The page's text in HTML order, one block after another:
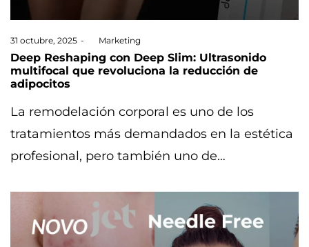
Posted
on
31 octubre, 2025 Marketing
Deep Reshaping con Deep Slim: Ultrasonido
multifocal que revoluciona la reducción de
adipocitos
La remodelación corporal es uno de los
tratamientos más demandados en la estética
profesional, pero también uno de…